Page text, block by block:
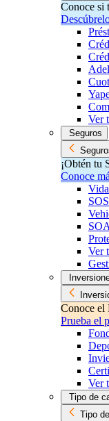
Conoce si
Ver
Seguros
¡Obtén tu
Conoce
Ver
Conoce el
Prueba el
Ver
Tipo de
Tipo